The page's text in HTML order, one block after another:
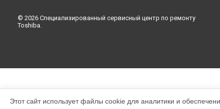
© 2026 Специализированный сервисный центр по ремонту
Toshiba.
Этот сайт использует файлы cookie для аналитики и